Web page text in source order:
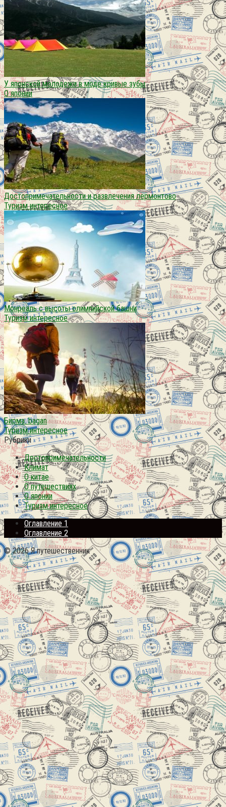
У японской молодежи в моде кривые зубы
О японии
Достопримечательности и развлечения лермонтово
Туризм интересное
Монреаль с высоты олимпийской башни
Туризм интересное
Бирма. bagan
Туризм интересное
Рубрики
Достопримечательности
Климат
О китае
О путешествиях
О японии
Туризм интересное
Оглавление 1
Оглавление 2
© 2026 Я путешественник